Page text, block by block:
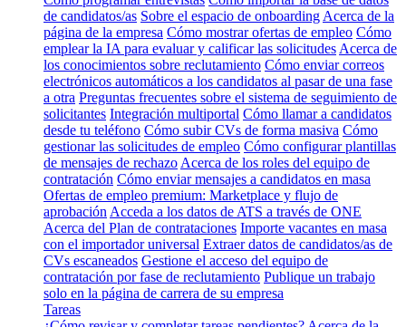
de candidatos/as Sobre el espacio de onboarding Acerca de la
página de la empresa Cómo mostrar ofertas de empleo Cómo
emplear la IA para evaluar y calificar las solicitudes Acerca de
los conocimientos sobre reclutamiento Cómo enviar correos
electrónicos automáticos a los candidatos al pasar de una fase
a otra Preguntas frecuentes sobre el sistema de seguimiento de
solicitantes Integración multiportal Cómo llamar a candidatos
desde tu teléfono Cómo subir CVs de forma masiva Cómo
gestionar las solicitudes de empleo Cómo configurar plantillas
de mensajes de rechazo Acerca de los roles del equipo de
contratación Cómo enviar mensajes a candidatos en masa
Ofertas de empleo premium: Marketplace y flujo de
aprobación Acceda a los datos de ATS a través de ONE
Acerca del Plan de contrataciones Importe vacantes en masa
con el importador universal Extraer datos de candidatos/as de
CVs escaneados Gestione el acceso del equipo de
contratación por fase de reclutamiento Publique un trabajo
solo en la página de carrera de su empresa
Tareas